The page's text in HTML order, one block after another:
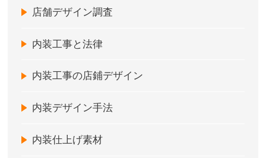
店舗デザイン調査
内装工事と法律
内装工事の店鋪デザイン
内装デザイン手法
内装仕上げ素材